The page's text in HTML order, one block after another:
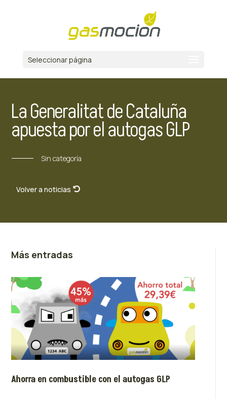
Seleccionar página
La Generalitat de Cataluña
apuesta por el autogas GLP
Sin categoría
Volver a noticias
Más entradas
Ahorra en combustible con el autogas GLP